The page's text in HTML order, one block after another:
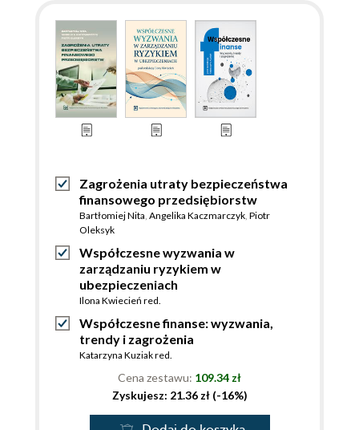
Zagrożenia utraty bezpieczeństwa
finansowego przedsiębiorstw
Bartłomiej Nita, Angelika Kaczmarczyk, Piotr
Oleksyk
Współczesne wyzwania w
zarządzaniu ryzykiem w
ubezpieczeniach
Ilona Kwiecień red.
Współczesne finanse: wyzwania,
trendy i zagrożenia
Katarzyna Kuziak red.
Cena zestawu: 109.34 zł
Zyskujesz: 21.36 zł (-16%)